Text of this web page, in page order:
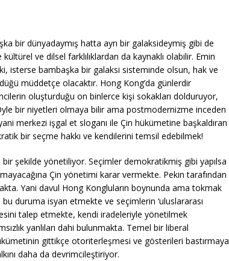
bir dünyadaymış hatta ayrı bir galaksideymiş gibi de
ve dilsel farklılıklardan da kaynaklı olabilir. Emin
isterse bambaşka bir galaksi sisteminde olsun, hak ve
müddetçe olacaktır. Hong Kong’da günlerdir
oluşturduğu on binlerce kişi sokakları dolduruyor,
bir niyetleri olmaya bilir ama postmodernizme inceden
merkezi işgal et sloganı ile Çin hükümetine başkaldıran
bir seçme hakkı ve kendilerini temsil edebilmek!
şekilde yönetiliyor. Seçimler demokratikmiş gibi yapılsa
Çin yönetimi karar vermekte. Pekin tarafından
Yani davul Hong Kongluların boynunda ama tokmak
duruma isyan etmekte ve seçimlerin ‘uluslararası
talep etmekte, kendi iradeleriyle yönetilmek
yanlıları dahi bulunmakta. Temel bir liberal
gittikçe otoriterleşmesi ve gösterileri bastırmaya
daha da devrimcileştiriyor.